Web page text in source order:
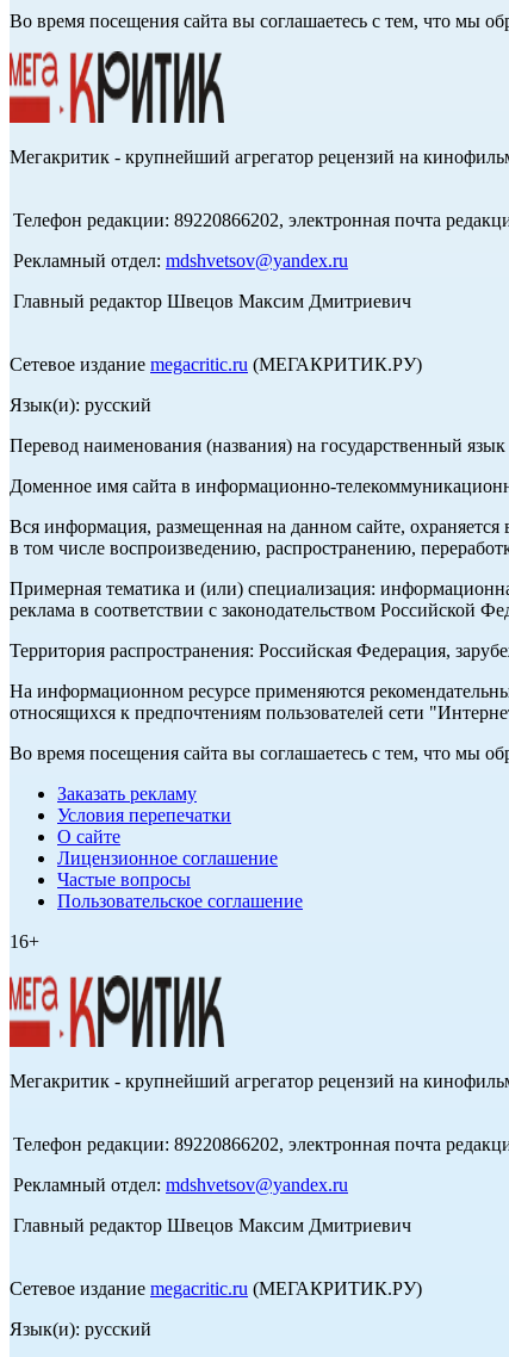
Во время посещения сайта вы соглашаетесь с тем, что мы
Мегакритик - крупнейший агрегатор рецензий на
Телефон редакции: 89220866202, электронная почта
Рекламный отдел: mdshvetsov@yandex.ru
Главный редактор Швецов Максим Дмитриевич
Сетевое издание megacritic.ru (МЕГАКРИТИК.РУ)
Язык(и): русский
Перевод наименования (названия) на государственный
Доменное имя сайта в информационно-
Вся информация, размещенная на данном сайте,
в том числе воспроизведению, распространению,
Примерная тематика и (или) специализация:
реклама в соответствии с законодательством Российской
Территория распространения: Российская Федерация,
На информационном ресурсе применяются
относящихся к предпочтениям пользователей сети
Во время посещения сайта вы соглашаетесь с тем, что мы
Заказать рекламу
Условия перепечатки
О сайте
Лицензионное соглашение
Частые вопросы
Пользовательское соглашение
16+
Мегакритик - крупнейший агрегатор рецензий на
Телефон редакции: 89220866202, электронная почта
Рекламный отдел: mdshvetsov@yandex.ru
Главный редактор Швецов Максим Дмитриевич
Сетевое издание megacritic.ru (МЕГАКРИТИК.РУ)
Язык(и): русский